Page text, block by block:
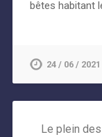
bêtes habitant
24 / 06 / 2021
Le plein